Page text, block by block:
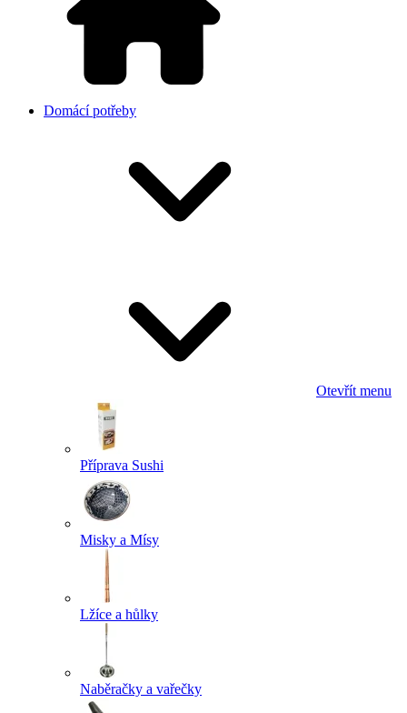
Domácí potřeby
Otevřít menu
Příprava Sushi
Misky a Mísy
Lžíce a hůlky
Naběračky a vařečky